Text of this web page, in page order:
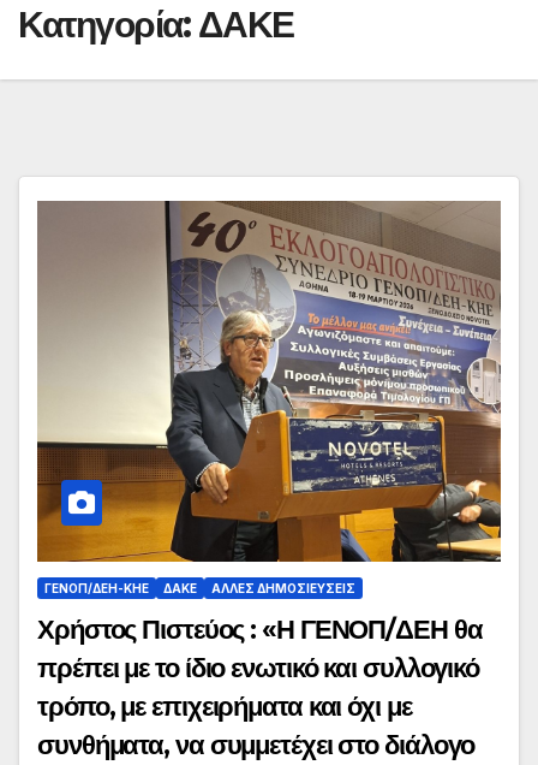
Κατηγορία:ΔΑΚΕ
ΓΕΝΟΠ/ΔΕΗ-ΚΗΕ ΔΑΚΕ ΆΛΛΕΣ ΔΗΜΟΣΙΕΎΣΕΙΣ
Χρήστος Πιστεύος : «Η ΓΕΝΟΠ/ΔΕΗ θα
πρέπει με το ίδιο ενωτικό και συλλογικό
τρόπο, με επιχειρήματα και όχι με
συνθήματα, να συμμετέχει στο διάλογο